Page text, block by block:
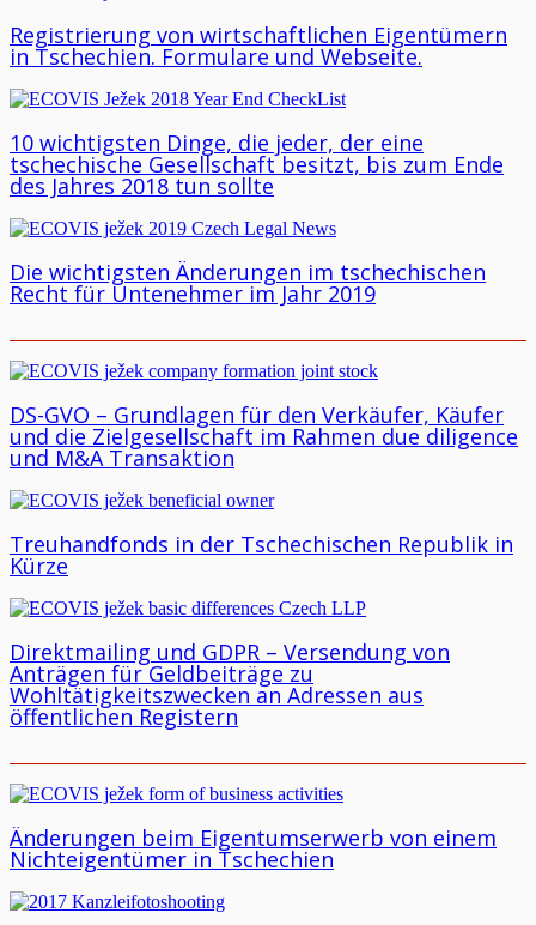
Registrierung von wirtschaftlichen Eigentümern
in Tschechien. Formulare und Webseite.
10 wichtigsten Dinge, die jeder, der eine
tschechische Gesellschaft besitzt, bis zum Ende
des Jahres 2018 tun sollte
Die wichtigsten Änderungen im tschechischen
Recht für Untenehmer im Jahr 2019
DS-GVO – Grundlagen für den Verkäufer, Käufer
und die Zielgesellschaft im Rahmen due diligence
und M&A Transaktion
Treuhandfonds in der Tschechischen Republik in
Kürze
Direktmailing und GDPR – Versendung von
Anträgen für Geldbeiträge zu
Wohltätigkeitszwecken an Adressen aus
öffentlichen Registern
Änderungen beim Eigentumserwerb von einem
Nichteigentümer in Tschechien